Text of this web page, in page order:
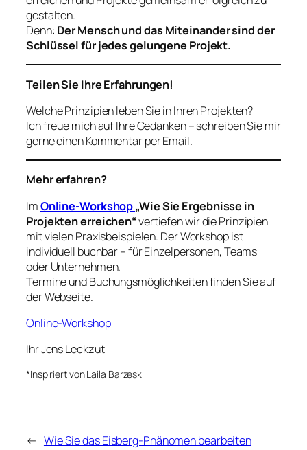
gestalten.
Denn: Der Mensch und das Miteinander sind der
Schlüssel für jedes gelungene Projekt.
Teilen Sie Ihre Erfahrungen!
Welche Prinzipien leben Sie in Ihren Projekten?
Ich freue mich auf Ihre Gedanken – schreiben Sie mir
gerne einen Kommentar per Email.
Mehr erfahren?
ImOnline-Workshop„Wie Sie Ergebnisse in
Projekten erreichen“vertiefen wir die Prinzipien
mit vielen Praxisbeispielen. Der Workshop ist
individuell buchbar – für Einzelpersonen, Teams
oder Unternehmen.
Termine und Buchungsmöglichkeiten finden Sie auf
der Webseite.
Online-Workshop
Ihr Jens Leckzut
*Inspiriert von Laila Barzeski
← Wie Sie das Eisberg-Phänomen bearbeiten